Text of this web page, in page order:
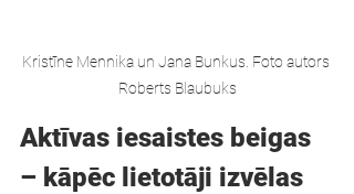
Kristīne Mennika un Jana Bunkus. Foto autors
Roberts Blaubuks
Aktīvas iesaistes beigas
– kāpēc lietotāji izvēlas